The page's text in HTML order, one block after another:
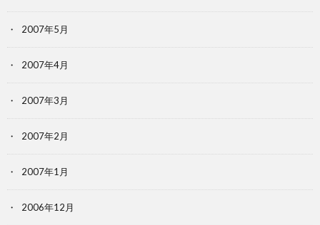
2007年5月
2007年4月
2007年3月
2007年2月
2007年1月
2006年12月